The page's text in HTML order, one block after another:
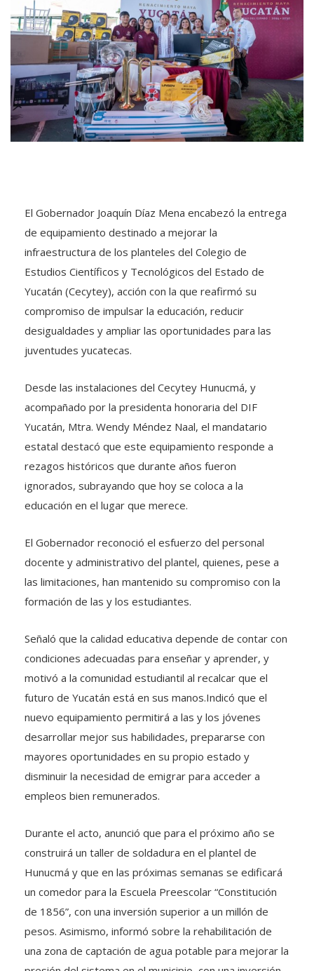
El Gobernador Joaquín Díaz Mena encabezó la entrega
de equipamiento destinado a mejorar la
infraestructura de los planteles del Colegio de
Estudios Científicos y Tecnológicos del Estado de
Yucatán (Cecytey), acción con la que reafirmó su
compromiso de impulsar la educación, reducir
desigualdades y ampliar las oportunidades para las
juventudes yucatecas.
Desde las instalaciones del Cecytey Hunucmá, y
acompañado por la presidenta honoraria del DIF
Yucatán, Mtra. Wendy Méndez Naal, el mandatario
estatal destacó que este equipamiento responde a
rezagos históricos que durante años fueron
ignorados, subrayando que hoy se coloca a la
educación en el lugar que merece.
El Gobernador reconoció el esfuerzo del personal
docente y administrativo del plantel, quienes, pese a
las limitaciones, han mantenido su compromiso con la
formación de las y los estudiantes.
Señaló que la calidad educativa depende de contar con
condiciones adecuadas para enseñar y aprender, y
motivó a la comunidad estudiantil al recalcar que el
futuro de Yucatán está en sus manos.Indicó que el
nuevo equipamiento permitirá a las y los jóvenes
desarrollar mejor sus habilidades, prepararse con
mayores oportunidades en su propio estado y
disminuir la necesidad de emigrar para acceder a
empleos bien remunerados.
Durante el acto, anunció que para el próximo año se
construirá un taller de soldadura en el plantel de
Hunucmá y que en las próximas semanas se edificará
un comedor para la Escuela Preescolar “Constitución
de 1856”, con una inversión superior a un millón de
pesos. Asimismo, informó sobre la rehabilitación de
una zona de captación de agua potable para mejorar la